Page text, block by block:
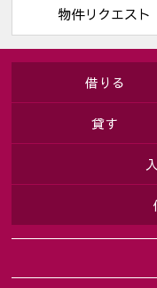
物件リクエスト
借りる
貸す